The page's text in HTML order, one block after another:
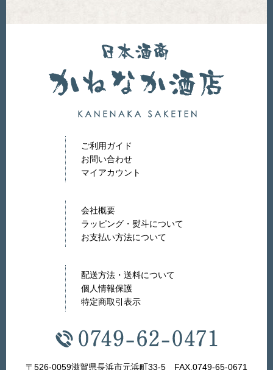
ご利用ガイド
お問い合わせ
マイアカウント
会社概要
ラッピング・熨斗について
お支払い方法について
配送方法・送料について
個人情報保護
特定商取引表示
〒526-0059滋賀県長浜市元浜町33-5 FAX.0749-65-0671